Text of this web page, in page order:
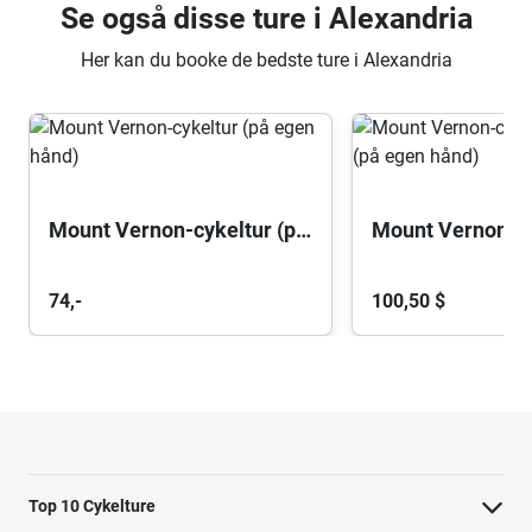
Se også disse ture i Alexandria
Her kan du booke de bedste ture i Alexandria
Mount Vernon-cykeltur (på egen hånd)
74,- 100,50 $
Top 10 Cykelture